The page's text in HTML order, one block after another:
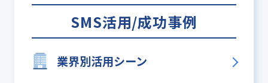
SMS活用/成功事例
業界別活用シーン